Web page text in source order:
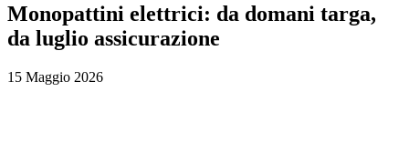
Monopattini elettrici: da domani targa,
da luglio assicurazione
15 Maggio 2026